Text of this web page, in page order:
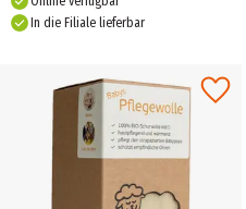
In die Filiale lieferbar